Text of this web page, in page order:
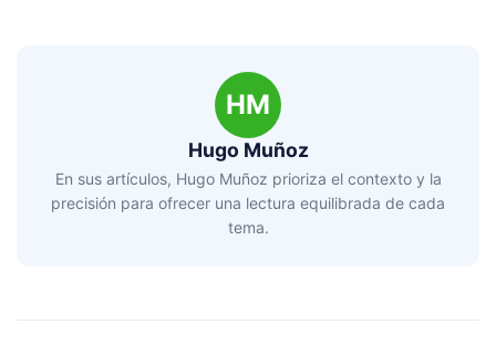
HM
Hugo Muñoz
En sus artículos, Hugo Muñoz prioriza el contexto y la
precisión para ofrecer una lectura equilibrada de cada
tema.